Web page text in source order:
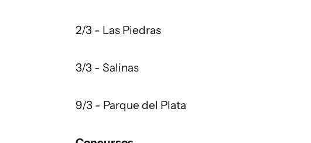
2/3 - Las Piedras
3/3 - Salinas
9/3 - Parque del Plata